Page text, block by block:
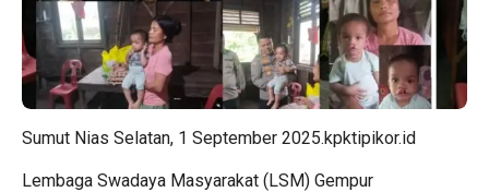
Sumut Nias Selatan, 1 September 2025.kpktipikor.id
Lembaga Swadaya Masyarakat (LSM) Gempur